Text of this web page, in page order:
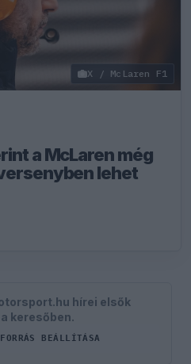
X / McLaren F1
a McLaren még
lehet
hírei elsők
keresőben.
BEÁLLÍTÁSA